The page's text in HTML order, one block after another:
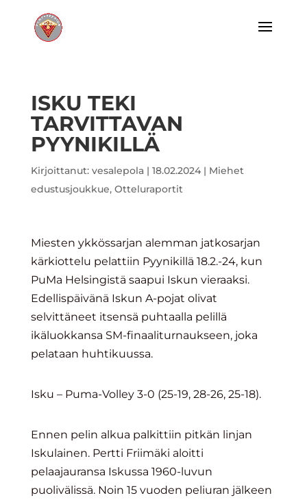
ISKU TEKI
TARVITTAVAN
PYYNIKILLÄ
Kirjoittanut: vesalepola| 18.02.2024| Miehet
edustusjoukkue, Otteluraportit
Miesten ykkössarjan alemman jatkosarjan
kärkiottelu pelattiin Pyynikillä 18.2.-24, kun
PuMa Helsingistä saapui Iskun vieraaksi.
Edellispäivänä Iskun A-pojat olivat
selvittäneet itsensä puhtaalla pelillä
ikäluokkansa SM-finaaliturnaukseen, joka
pelataan huhtikuussa.
Isku – Puma-Volley 3-0 (25-19, 28-26, 25-18).
Ennen pelin alkua palkittiin pitkän linjan
Iskulainen. Pertti Friimäki aloitti
pelaajauransa Iskussa 1960-luvun
puolivälissä. Noin 15 vuoden peliuran jälkeen